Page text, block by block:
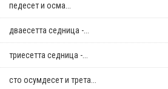
педесет и осма...
дваесетта седница -...
триесетта седница -...
сто осумдесет и трета...